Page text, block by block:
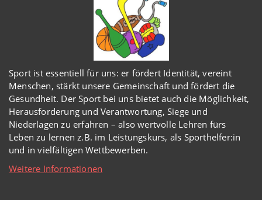
Sport ist essentiell für uns: er fördert Identität, vereint
Menschen, stärkt unsere Gemeinschaft und fördert die
Gesundheit. Der Sport bei uns bietet auch die Möglichkeit,
Herausforderung und Verantwortung, Siege und
Niederlagen zu erfahren – also wertvolle Lehren fürs
Leben zu lernen z.B. im Leistungskurs, als Sporthelfer:in
und in vielfältigen Wettbewerben.
Weitere Informationen